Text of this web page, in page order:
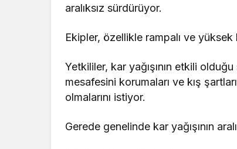
aralıksız sürdürüyor.
Ekipler, özellikle rampalı ve
Yetkililer, kar yağışının etkili
mesafesini korumaları ve kış
olmalarını istiyor.
Gerede genelinde kar yağışının